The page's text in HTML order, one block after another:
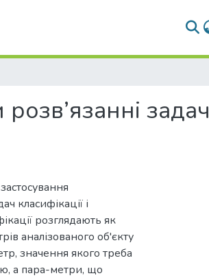
задач
класифікації і
розглядають як
аналізованого об'єкту
значення якого треба
а пара-метри, що